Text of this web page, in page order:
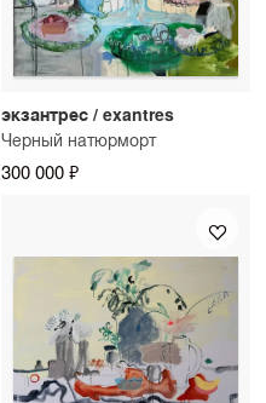
экзантрес / exantres
Черный натюрморт
300 000 ₽